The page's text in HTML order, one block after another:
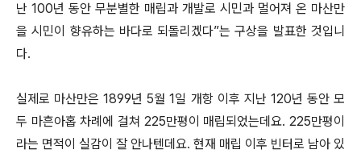
난 100년 동안 무분별한 매립과 개발로 시민과 멀어져 온 마산만
을 시민이 향유하는 바다로 되돌리겠다”는 구상을 발표한 것입니
다.
실제로 마산만은 1899년 5월 1일 개항 이후 지난 120년 동안 모
두 마흔아홉 차례에 걸쳐 225만평이 매립되었는데요. 225만평이
라는 면적이 실감이 잘 안나텐데요. 현재 매립 이후 빈터로 남아 있